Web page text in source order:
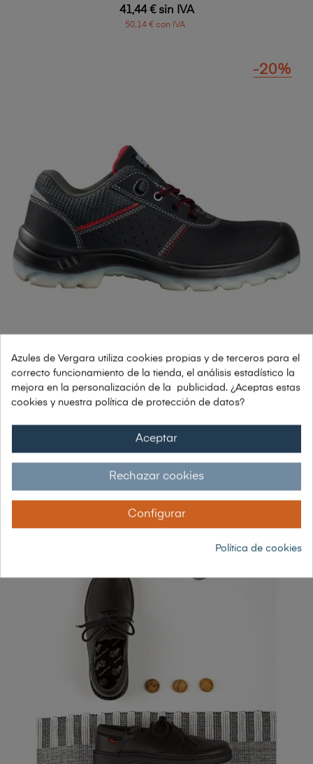
41,44 € sin IVA
50,14 € con IVA
ZAPATO DE SEGURIDAD NO...
-20%
42,08 € sin IVA
-20%
Azules de Vergara utiliza cookies propias y de terceros para el
correcto funcionamiento de la tienda, el análisis estadístico la
mejora en la personalización de la publicidad. ¿Aceptas estas
cookies y nuestra política de protección de datos?
Aceptar
Rechazar cookies
Configurar
Política de cookies